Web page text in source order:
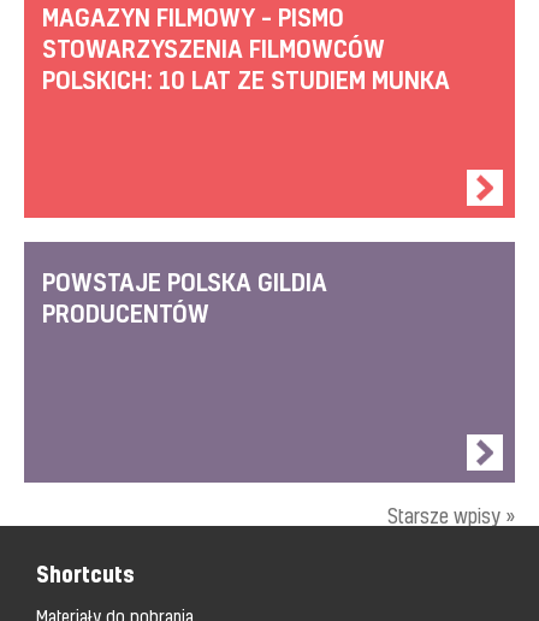
MAGAZYN FILMOWY – PISMO
STOWARZYSZENIA FILMOWCÓW
POLSKICH: 10 LAT ZE STUDIEM MUNKA
POWSTAJE POLSKA GILDIA
PRODUCENTÓW
Starsze wpisy »
Shortcuts
Materiały do pobrania